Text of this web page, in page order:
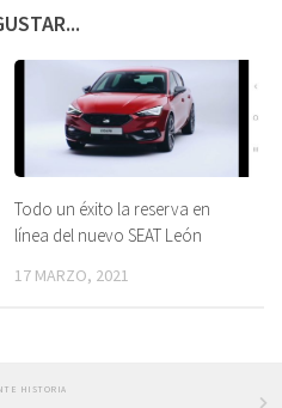
Todo un éxito la reserva en
línea del nuevo SEAT León
17 MARZO, 2021
HISTORIA